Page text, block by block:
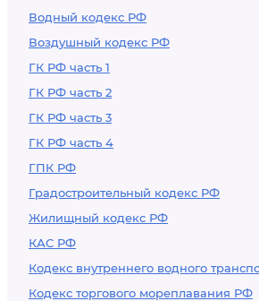
Водный кодекс РФ
Воздушный кодекс РФ
ГК РФ часть 1
ГК РФ часть 2
ГК РФ часть 3
ГК РФ часть 4
ГПК РФ
Градостроительный кодекс РФ
Жилищный кодекс РФ
КАС РФ
Кодекс внутреннего водного
Кодекс торгового мореплавания РФ